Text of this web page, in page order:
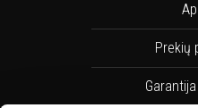
Prekių